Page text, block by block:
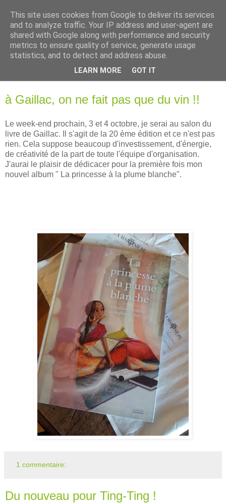
Ghislaine Roman
Autrice pour futurs et jeunes lecteurs
à Gaillac, on ne fait pas que du vin !!
Le week-end prochain, 3 et 4 octobre, je serai au salon du
livre de Gaillac. Il s'agit de la 20 ème édition et ce n'est pas
rien. Cela suppose beaucoup d'investissement, d'énergie,
de créativité de la part de toute l'équipe d'organisation.
J'aurai le plaisir de dédicacer pour la première fois mon
nouvel album " La princesse à la plume blanche".
1 commentaire:
Du nouveau pour Ting-Ting !
This site uses cookies from Google to deliver its services
and to analyze traffic. Your IP address and user-agent are
shared with Google along with performance and security
metrics to ensure quality of service, generate usage
statistics, and to detect and address abuse.
LEARN MORE GOT IT